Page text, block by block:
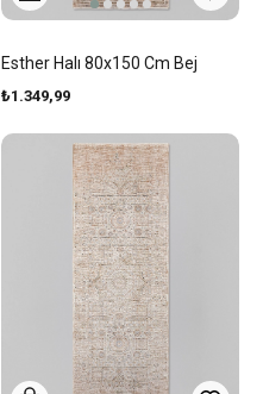
Esther Halı 80x150 Cm Bej
₺1.349,99